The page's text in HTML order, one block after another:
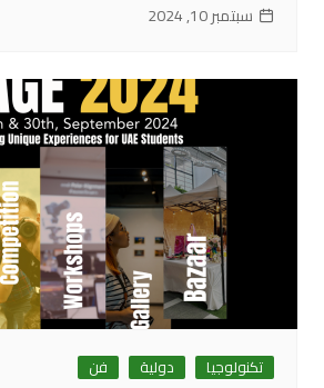
سبتمبر 10, 2024
تكنولوجيا دولية فن